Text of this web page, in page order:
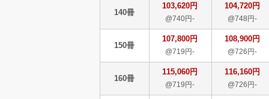
140冊
103,620円
@740円-
104,720円
@748円-
150冊
107,800円
@719円-
108,900円
@726円-
160冊
115,060円
@719円-
116,160円
@726円-